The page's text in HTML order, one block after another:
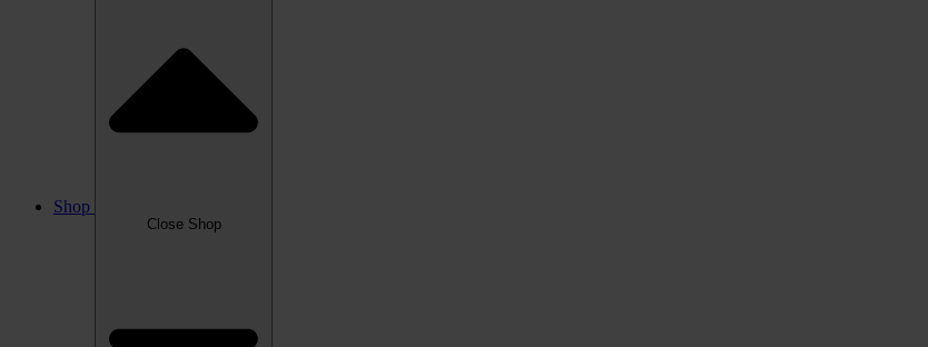
Shop
Close Shop